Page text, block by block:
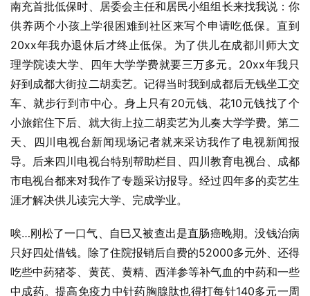
南充首批低保时、居委会主任和居民小组组长来找我说：你
供养两个小孩上学很困难到社区来写个申请吃低保。直到
20xx年我办退休后才终止低保。为了供儿在成都川师大文
理学院读大学、四年大学学费就要三万多元。20xx年我只
好到成都大街拉二胡卖艺。记得当时我到成都后无钱坐工交
车、就步行到市中心。身上只有20元钱、花10元钱找了个
小旅錧住下后、就大街上拉二胡卖艺为儿奏大学学费。第二
天、四川电视台新闻现场记者就来采访我作了电视新闻报
导。后来四川电视台特别帮助栏目、四川教育电视台、成都
市电视台都来对我作了专题采访报导。经过四年多的卖艺生
涯才解决供儿读完大学、完成学业。
唉…刚松了一口气、自巳又被查出是直肠癌晚期。没钱治病
只好四处借钱。除了住院报销后自费的52000多元外、还得
吃些中药猪苓、黄芪、黄精、西洋参等补气血的中药和一些
中成药。提高免疫力中针药胸腺肽也得打每针140多元一周